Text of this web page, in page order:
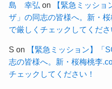
島 幸弘 on
【緊急ミッシ
ザ」の同志の皆様へ。新・桜
で厳しくチェックしてくださ
S on
【緊急ミッション】「
志の皆様へ。新・桜梅桃李
チェックしてください！